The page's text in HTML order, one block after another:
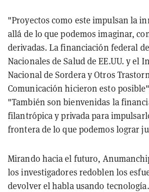
"Proyectos como este impulsan la
allá de lo que podemos imaginar,
derivadas. La financiación federal
Nacionales de Salud de EE.UU. y el
Nacional de Sordera y Otros
Comunicación hicieron esto
"También son bienvenidas la
filantrópica y privada para
frontera de lo que podemos lograr
Mirando hacia el futuro,
los investigadores redoblen los
devolver el habla usando tecnología.